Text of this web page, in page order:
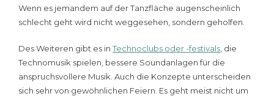
Wenn es jemandem auf der Tanzfläche augenscheinlich
schlecht geht wird nicht weggesehen, sondern geholfen.
Des Weiteren gibt es inTechnoclubs oder -festivals , die
Technomusik spielen, bessere Soundanlagen für die
anspruchsvollere Musik. Auch die Konzepte unterscheiden
sich sehr von gewöhnlichen Feiern. Es geht meist nicht um